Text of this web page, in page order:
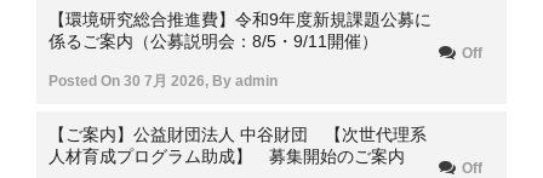
【環境研究総合推進費】令和9年度新規課題公募に
係るご案内（公募説明会：8/5・9/11開催）
Posted On 30 7月 2026, By admin
Off
【ご案内】公益財団法人 中谷財団 【次世代理系
人材育成プログラム助成】 募集開始のご案内
Off